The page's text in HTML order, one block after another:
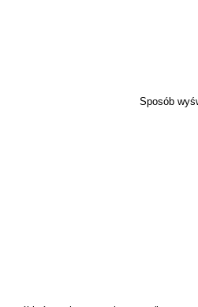
Sposób